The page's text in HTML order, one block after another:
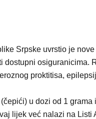
Srpske uvrstio je
dostupni osiguranicima.
proktitisa,
u dozi od 1 grama
lijek već nalazi na Listi